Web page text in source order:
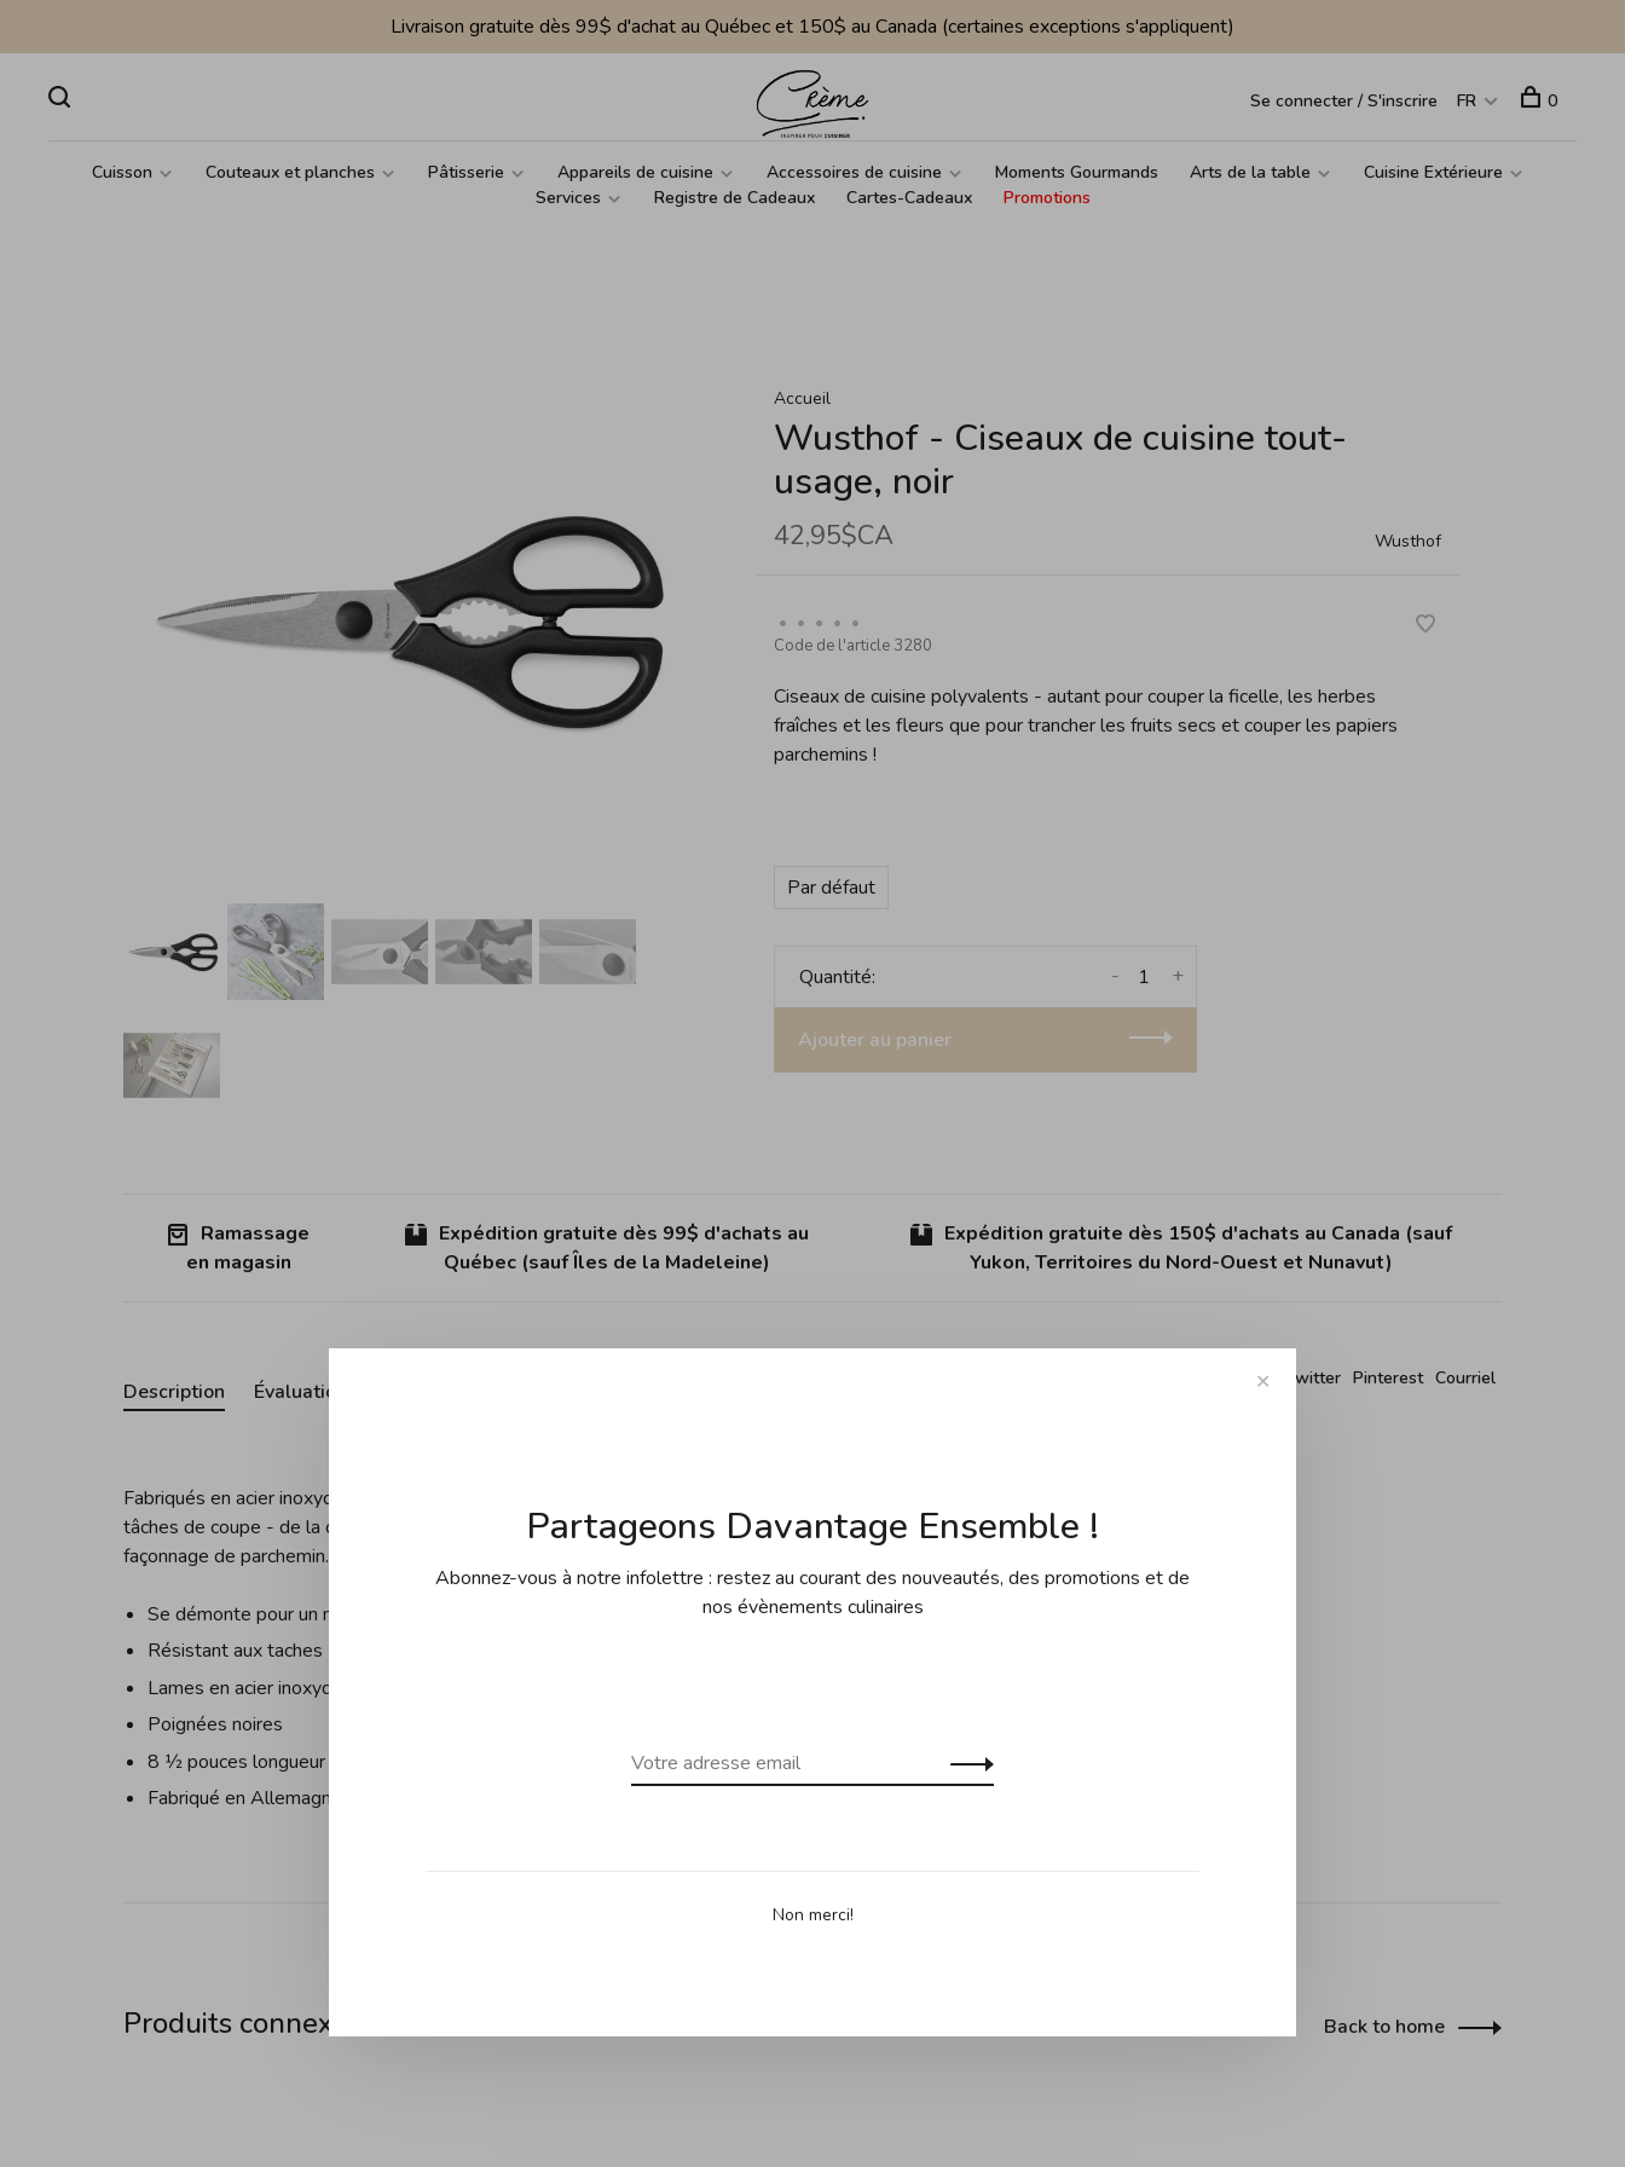
Livraison gratuite dès 99$ d'achat au Québec et 150$ au Canada (certaines exceptions s'appliquent)
Cuisson Couteaux et planches Pâtisserie Appareils de cuisine Accessoires de cuisine Moments Gourmands Arts de la table
Cuisine Extérieure
Services
Registre de Cadeaux Cartes-Cadeaux Promotions
Se connecter / S'inscrire FR 0
Accueil
Wusthof - Ciseaux de cuisine tout-
usage, noir
42,95$CA Wusthof
• • • • •
Code de l'article3280
Ciseaux de cuisine polyvalents - autant pour couper la ficelle, les herbes
fraîches et les fleurs que pour trancher les fruits secs et couper les papiers
parchemins !
Par défaut
Quantité: +
-
Ajouter au panier
Ramassage
en magasin
Expédition gratuite dès 99$ d'achats au
Québec (sauf Îles de la Madeleine)
Expédition gratuite dès 150$ d'achats au Canada (sauf
Yukon, Territoires du Nord-Ouest et Nunavut)
Facebook Twitter Pinterest Courriel
Description Évaluations
Fabriqués en acier inoxydable durable, ce ciseau de cuisine démontable est idéal pour une multitude de
tâches de coupe - de la coupe de ficelle, d'herbes fraîches et de fleurs à la coupe de fruits secs et au
façonnage de parchemin.
Se démonte pour un nettoyage en profondeur
Résistant aux taches
Lames en acier inoxydable durables
Poignées noires
8 1⁄2 pouces longueur
Fabriqué en Allemagne
Produits connexes Back to home
✕
Partageons Davantage Ensemble !
Abonnez-vous à notre infolettre : restez au courant des nouveautés, des promotions et de
nos évènements culinaires
Non merci!